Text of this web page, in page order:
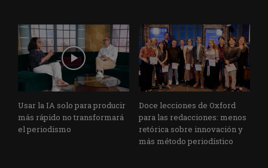
Usar la IA solo para producir
más rápido no transformará
el periodismo
Doce lecciones de Oxford
para las redacciones: menos
retórica sobre innovación y
más método periodístico